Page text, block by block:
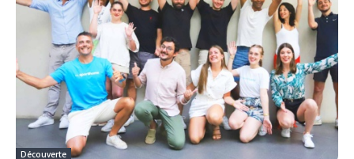
Découverte